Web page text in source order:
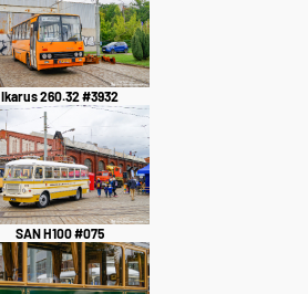
Ikarus 260.32 #3932
SAN H100 #075